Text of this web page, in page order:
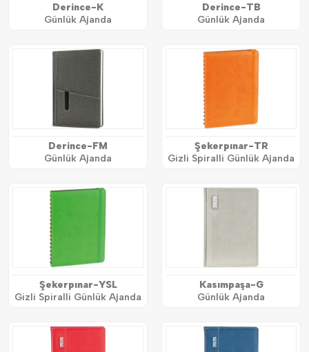
Derince-K
Günlük Ajanda
Derince-TB
Günlük Ajanda
Derince-FM
Günlük Ajanda
Şekerpınar-TR
Gizli Spiralli Günlük Ajanda
Şekerpınar-YSL
Gizli Spiralli Günlük Ajanda
Kasımpaşa-G
Günlük Ajanda